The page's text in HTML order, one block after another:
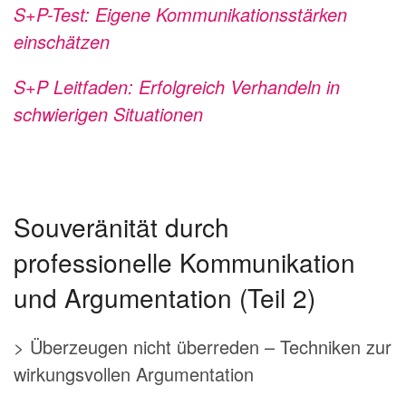
S+P-Test: Eigene Kommunikationsstärken
einschätzen
S+P Leitfaden: Erfolgreich Verhandeln in
schwierigen Situationen
Souveränität durch
professionelle Kommunikation
und Argumentation (Teil 2)
> Überzeugen nicht überreden – Techniken zur
wirkungsvollen Argumentation